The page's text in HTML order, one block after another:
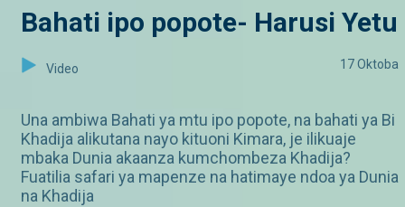
Bahati ipo popote- Harusi Yetu
Video 17 Oktoba
Una ambiwa Bahati ya mtu ipo popote, na bahati ya Bi
Khadija alikutana nayo kituoni Kimara, je ilikuaje
mbaka Dunia akaanza kumchombeza Khadija?
Fuatilia safari ya mapenze na hatimaye ndoa ya Dunia
na Khadija